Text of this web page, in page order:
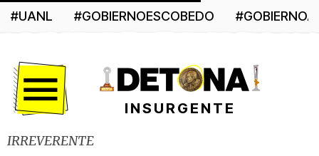
#UANL #GOBIERNOESCOBEDO
INSURGENTE
IRREVERENTE